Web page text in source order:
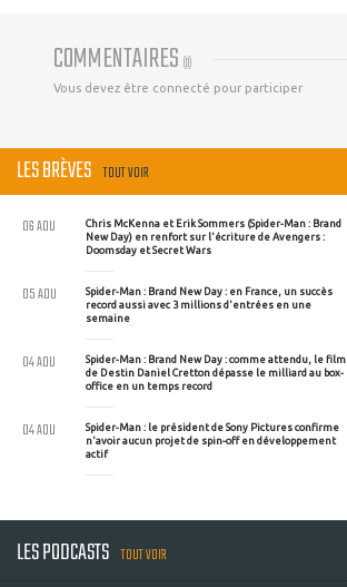
COMMENTAIRES (0)
Vous devez être connecté pour participer
LES BRÈVES TOUT VOIR
Chris McKenna et Erik Sommers (Spider-Man : Brand
New Day) en renfort sur l'écriture de Avengers :
Doomsday et Secret Wars
06 AOU
Spider-Man : Brand New Day : en France, un succès
record aussi avec 3 millions d'entrées en une
semaine
05 AOU
Spider-Man : Brand New Day : comme attendu, le film
de Destin Daniel Cretton dépasse le milliard au box-
office en un temps record
04 AOU
Spider-Man : le président de Sony Pictures confirme
n'avoir aucun projet de spin-off en développement
actif
04 AOU
LES PODCASTS TOUT VOIR